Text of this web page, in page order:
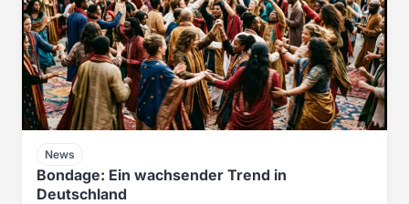
News
Bondage: Ein wachsender Trend in
Deutschland